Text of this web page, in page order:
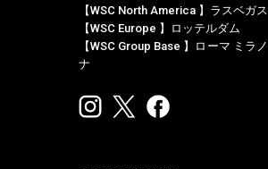
【WSC North America 】ラスベガス
【WSC Europe 】ロッテルダム
【WSC Group Base 】ローマ ミラ
ナ